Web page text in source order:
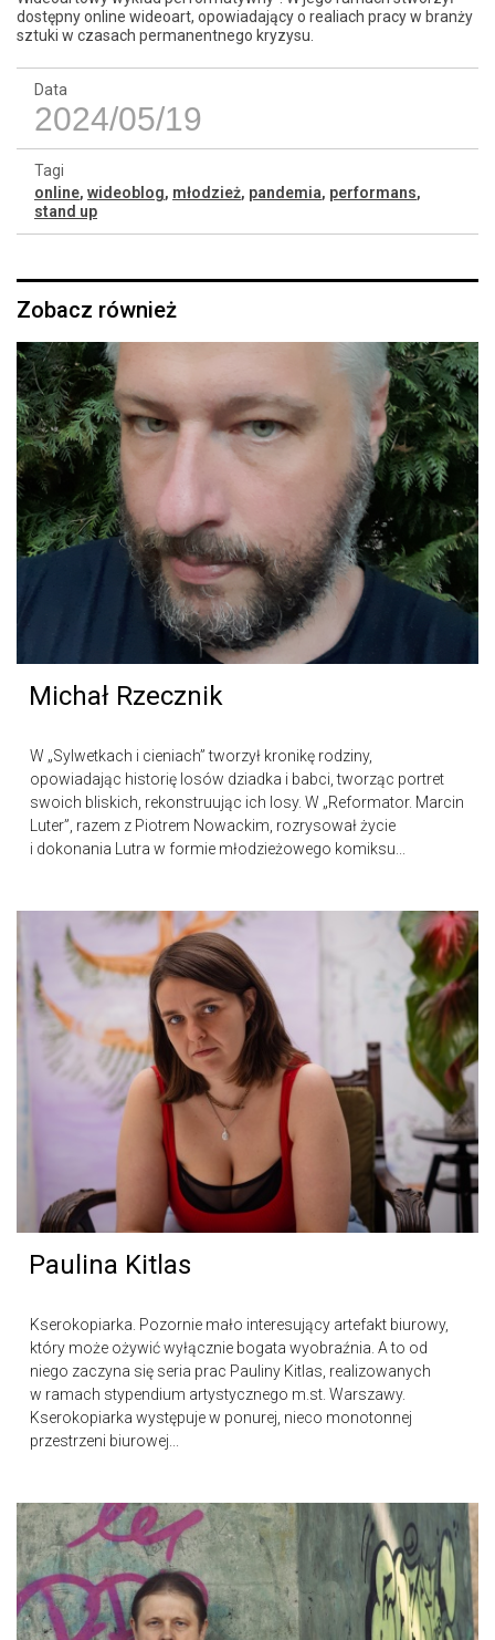
dostępny online wideoart, opowiadający o realiach pracy w branży
sztuki w czasach permanentnego kryzysu.
Data
2024/05/19
Tagi
online, wideoblog, młodzież, pandemia, performans,
stand up
Zobacz również
Michał Rzecznik
W „Sylwetkach i cieniach” tworzył kronikę rodziny,
opowiadając historię losów dziadka i babci, tworząc portret
swoich bliskich, rekonstruując ich losy. W „Reformator. Marcin
Luter”, razem z Piotrem Nowackim, rozrysował życie
i dokonania Lutra w formie młodzieżowego komiksu...
Paulina Kitlas
Kserokopiarka. Pozornie mało interesujący artefakt biurowy,
który może ożywić wyłącznie bogata wyobraźnia. A to od
niego zaczyna się seria prac Pauliny Kitlas, realizowanych
w ramach stypendium artystycznego m.st. Warszawy.
Kserokopiarka występuje w ponurej, nieco monotonnej
przestrzeni biurowej...